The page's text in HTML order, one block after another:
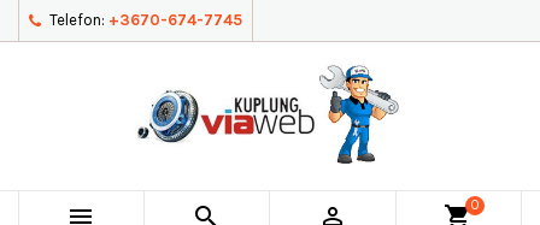
Telefon: +3670-674-7745
   shopping_cart0